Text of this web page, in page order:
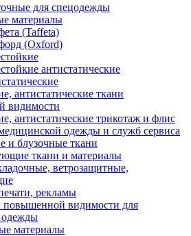
для спецодежды
материалы
(Taffeta)
(Oxford)
антистатические
антистатические ткани
видимости
антистатические трикотаж и флис
одежды и служб сервиса
и блузочные ткани
ткани и материалы
ветрозащитные,
рекламы
видимости для
одежды
материалы